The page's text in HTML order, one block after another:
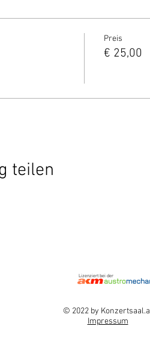
Preis
€ 25,00
teilen
Lizenziert bei der
© 2022 by
Impressum